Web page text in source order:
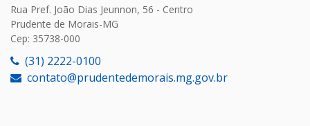
Rua Pref. João Dias Jeunnon, 56 - Centro
Prudente de Morais-MG
Cep: 35738-000
(31) 2222-0100
contato@prudentedemorais.mg.gov.br